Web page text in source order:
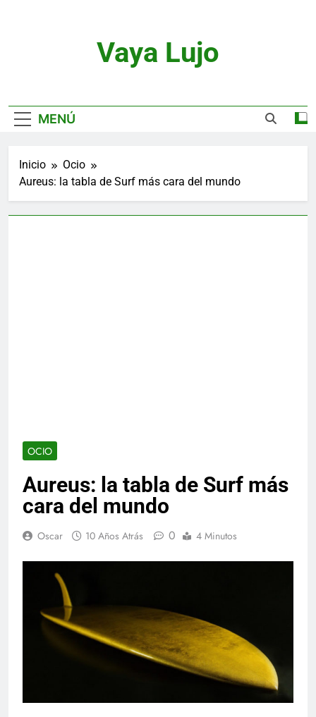
Vaya Lujo
MENÚ
Inicio
Ocio
Aureus: la tabla de Surf más cara del mundo
OCIO
Aureus: la tabla de Surf más
cara del mundo
Oscar 10 Años Atrás 0 4 Minutos